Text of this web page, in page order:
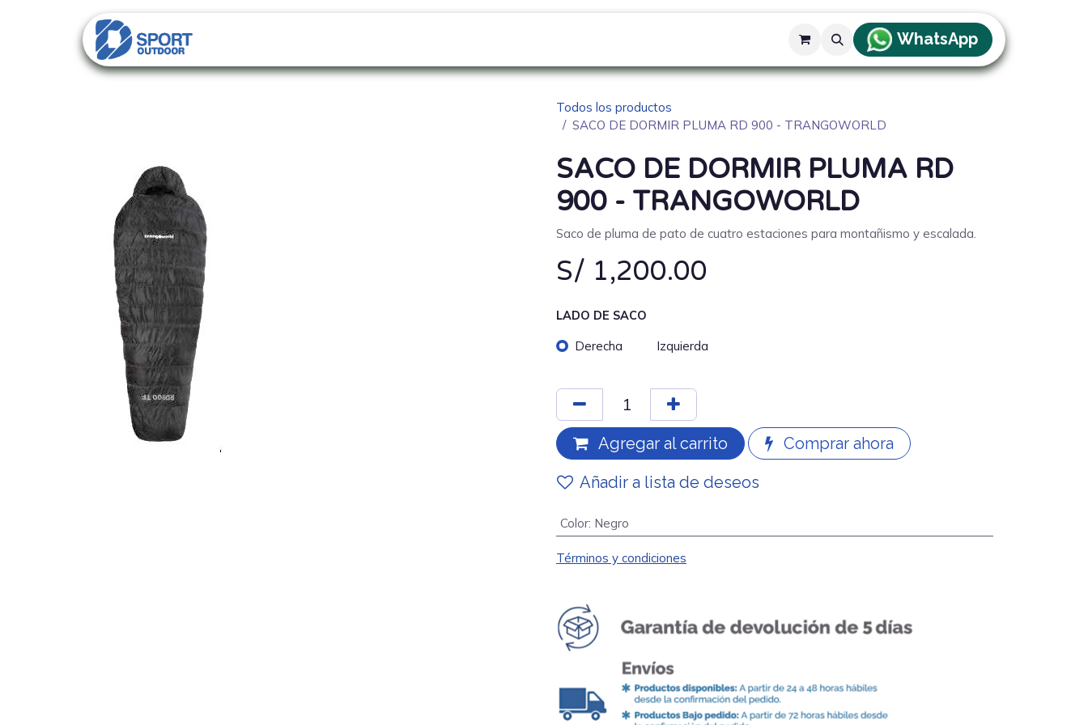
WhatsApp
Todos los productos
SACO DE DORMIR PLUMA RD 900 - TRANGOWORLD
SACO DE DORMIR PLUMA RD
900 - TRANGOWORLD
Saco de pluma de pato de cuatro estaciones para montañismo y escalada.
S/ 1,200.00
LADO DE SACO
Derecha Izquierda
Agregar al carrito
Comprar ahora
Añadir a lista de deseos
Color: Negro
Términos y condiciones